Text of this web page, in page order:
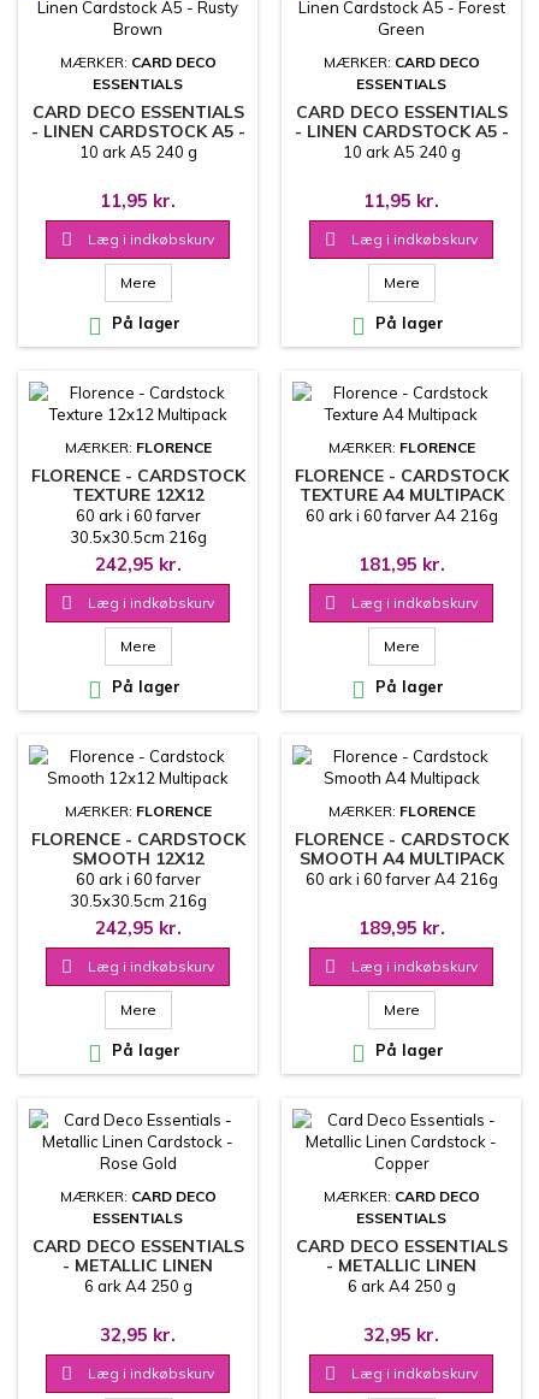
MÆRKER: CARD DECO
ESSENTIALS
CARD DECO ESSENTIALS
- LINEN CARDSTOCK A5 -
RUSTY BROWN
10 ark A5 240 g
11,95 kr.
 Læg i indkøbskurv
Mere
 På lager
MÆRKER: CARD DECO
ESSENTIALS
CARD DECO ESSENTIALS
- LINEN CARDSTOCK A5 -
FOREST GREEN
10 ark A5 240 g
11,95 kr.
 Læg i indkøbskurv
Mere
 På lager
MÆRKER: FLORENCE
FLORENCE - CARDSTOCK
TEXTURE 12X12
MULTIPACK
60 ark i 60 farver
30.5x30.5cm 216g
242,95 kr.
 Læg i indkøbskurv
Mere
 På lager
MÆRKER: FLORENCE
FLORENCE - CARDSTOCK
TEXTURE A4 MULTIPACK
60 ark i 60 farver A4 216g
181,95 kr.
 Læg i indkøbskurv
Mere
 På lager
MÆRKER: FLORENCE
FLORENCE - CARDSTOCK
SMOOTH 12X12
MULTIPACK
60 ark i 60 farver
30.5x30.5cm 216g
242,95 kr.
 Læg i indkøbskurv
Mere
 På lager
MÆRKER: FLORENCE
FLORENCE - CARDSTOCK
SMOOTH A4 MULTIPACK
60 ark i 60 farver A4 216g
189,95 kr.
 Læg i indkøbskurv
Mere
 På lager
MÆRKER: CARD DECO
ESSENTIALS
CARD DECO ESSENTIALS
- METALLIC LINEN
CARDSTOCK - ROSE
6 ark A4 250 g
32,95 kr.
 Læg i indkøbskurv
MÆRKER: CARD DECO
ESSENTIALS
CARD DECO ESSENTIALS
- METALLIC LINEN
CARDSTOCK - COPPER
6 ark A4 250 g
32,95 kr.
 Læg i indkøbskurv